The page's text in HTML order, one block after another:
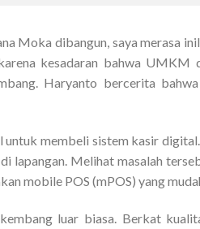
Moka dibangun, saya merasa
kesadaran bahwa UMKM
Haryanto bercerita
membeli sistem kasir
lapangan. Melihat masalah
mobile POS (mPOS) yang
luar biasa. Berkat